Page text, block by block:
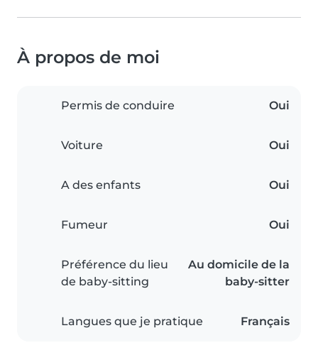
À propos de moi
Permis de conduire Oui
Voiture Oui
A des enfants Oui
Fumeur Oui
Préférence du lieu
de baby-sitting
Au domicile de la
baby-sitter
Langues que je pratique Français